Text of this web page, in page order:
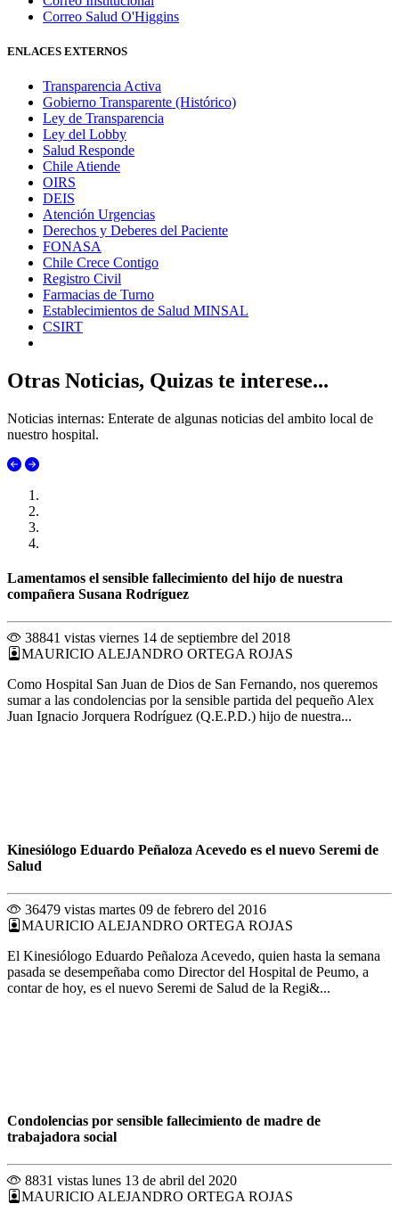
Correo Salud O'Higgins
ENLACES EXTERNOS
Transparencia Activa
Gobierno Transparente (Histórico)
Ley de Transparencia
Ley del Lobby
Salud Responde
Chile Atiende
OIRS
DEIS
Atención Urgencias
Derechos y Deberes del Paciente
FONASA
Chile Crece Contigo
Registro Civil
Farmacias de Turno
Establecimientos de Salud MINSAL
CSIRT
Otras Noticias, Quizas te interese...
Noticias internas: Enterate de algunas noticias del ambito local de
nuestro hospital.
Lamentamos el sensible fallecimiento del hijo de nuestra
compañera Susana Rodríguez
38841 vistas viernes 14 de septiembre del 2018
MAURICIO ALEJANDRO ORTEGA ROJAS
Como Hospital San Juan de Dios de San Fernando, nos queremos
sumar a las condolencias por la sensible partida del pequeño Alex
Juan Ignacio Jorquera Rodríguez (Q.E.P.D.) hijo de nuestra...
Kinesiólogo Eduardo Peñaloza Acevedo es el nuevo Seremi de
Salud
36479 vistas martes 09 de febrero del 2016
MAURICIO ALEJANDRO ORTEGA ROJAS
El Kinesiólogo Eduardo Peñaloza Acevedo, quien hasta la semana
pasada se desempeñaba como Director del Hospital de Peumo, a
contar de hoy, es el nuevo Seremi de Salud de la Regi&...
Condolencias por sensible fallecimiento de madre de
trabajadora social
8831 vistas lunes 13 de abril del 2020
MAURICIO ALEJANDRO ORTEGA ROJAS